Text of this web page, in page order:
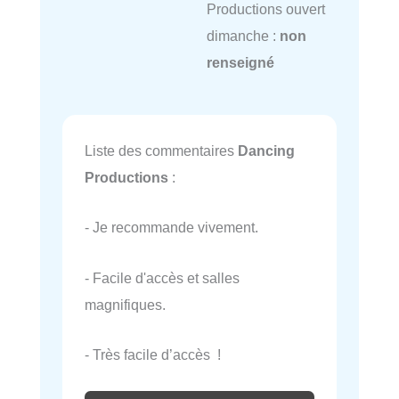
Productions ouvert
dimanche : non
renseigné
Liste des commentaires Dancing
Productions :
- Je recommande vivement.
- Facile d'accès et salles
magnifiques.
- Très facile d’accès !